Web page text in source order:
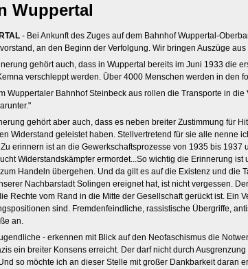
Wuppertal
- Bei Ankunft des Zuges auf dem Bahnhof Wuppertal-
an den Beginn der Verfolgung. Wir bringen Auszüge
gehört auch, dass in Wuppertal bereits im Juni 1933 die
verschleppt werden. Über 4000 Menschen werden in den
Wuppertaler Bahnhof Steinbeck aus rollen die Transporte in
gehört aber auch, dass es neben breiter Zustimmung für
Widerstand geleistet haben. Stellvertretend für sie alle nenne
erinnern ist an die Gewerkschaftsprozesse von 1935 bis
Widerstandskämpfer ermordet...So wichtig die Erinnerung
Handeln übergehen. Und da gilt es auf die Existenz und die
Nachbarstadt Solingen ereignet hat, ist nicht vergessen.
Rechte vom Rand in die Mitte der Gesellschaft gerückt ist. Ein
sind. Fremdenfeindliche, rassistische Übergriffe,
an.
- erkennen mit Blick auf den Neofaschismus die
ein breiter Konsens erreicht. Der darf nicht durch
so möchte ich an dieser Stelle mit großer Dankbarkeit daran